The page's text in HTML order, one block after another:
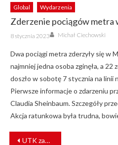
Global Wydarzenia
Zderzenie pociągów metra
Posted
on
8 stycznia 2023 Author
Michał Ciechowski
Dwa pociągi metra zderzyły się w
najmniej jedna osoba zginęła, a 22
doszło w sobotę 7 stycznia na linii
Pierwsze informacje o zdarzeniu
Claudia Sheinbaum. Szczegóły
Akcja ratunkowa była trudna,
NAWIGACJA
UTK zaprasza na szkolenia Akademii Bezpieczeństwa Kolejowego